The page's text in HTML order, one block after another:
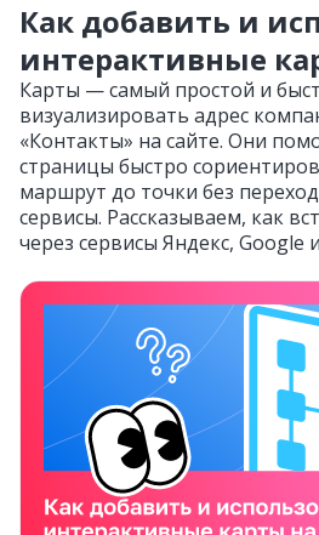
Как добавить и
интерактивные
Карты — самый простой и
визуализировать адрес
«Контакты» на сайте. Они
страницы быстро
маршрут до точки без
сервисы. Рассказываем, как
через сервисы Яндекс, Google